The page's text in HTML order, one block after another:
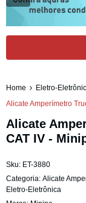
Home Eletro-
Alicate Amperímetro
Alicate
CAT IV -
Sku: ET-3880
Categoria: Alicate
Eletro-Eletrônica